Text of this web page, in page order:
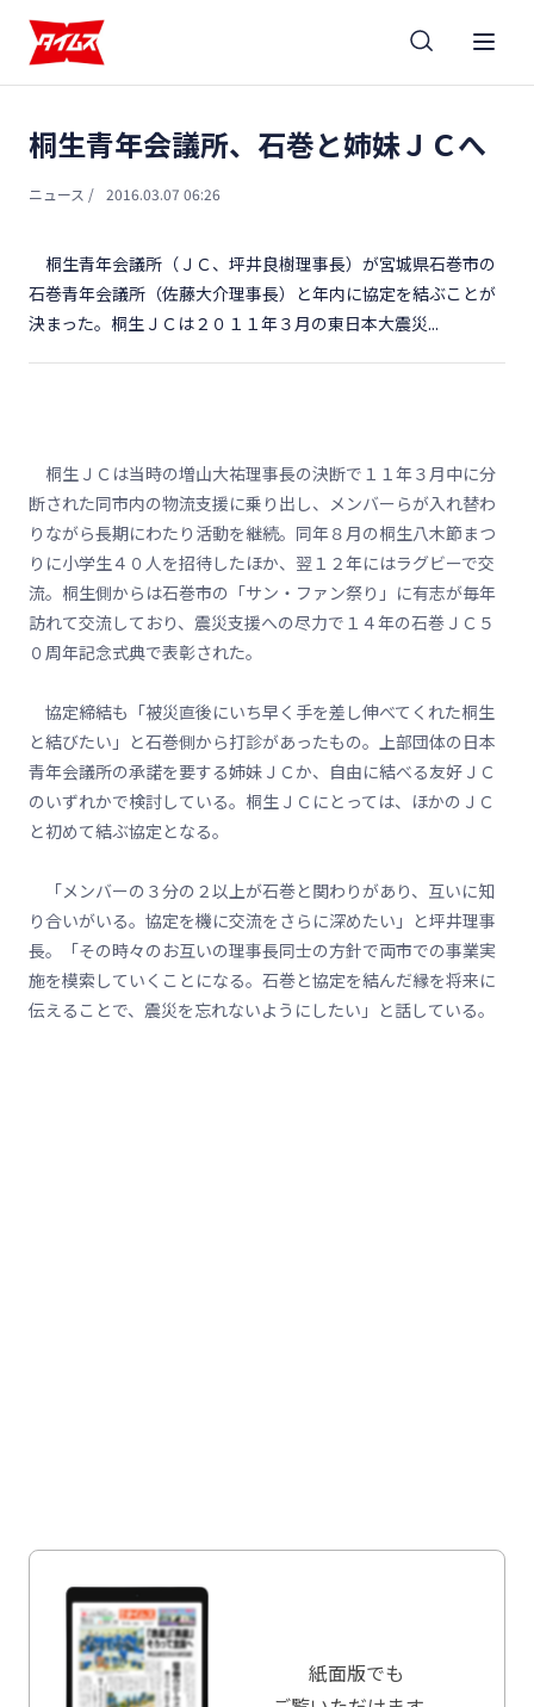
桐生青年会議所、石巻と姉妹ＪＣへ
ニュース / 2016.03.07 06:26
桐生青年会議所（ＪＣ、坪井良樹理事長）が宮城県石巻市の
石巻青年会議所（佐藤大介理事長）と年内に協定を結ぶことが
決まった。桐生ＪＣは２０１１年３月の東日本大震災...
桐生ＪＣは当時の増山大祐理事長の決断で１１年３月中に分
断された同市内の物流支援に乗り出し、メンバーらが入れ替わ
りながら長期にわたり活動を継続。同年８月の桐生八木節まつ
りに小学生４０人を招待したほか、翌１２年にはラグビーで交
流。桐生側からは石巻市の「サン・ファン祭り」に有志が毎年
訪れて交流しており、震災支援への尽力で１４年の石巻ＪＣ５
０周年記念式典で表彰された。
協定締結も「被災直後にいち早く手を差し伸べてくれた桐生
と結びたい」と石巻側から打診があったもの。上部団体の日本
青年会議所の承諾を要する姉妹ＪＣか、自由に結べる友好ＪＣ
のいずれかで検討している。桐生ＪＣにとっては、ほかのＪＣ
と初めて結ぶ協定となる。
「メンバーの３分の２以上が石巻と関わりがあり、互いに知
り合いがいる。協定を機に交流をさらに深めたい」と坪井理事
長。「その時々のお互いの理事長同士の方針で両市での事業実
施を模索していくことになる。石巻と協定を結んだ縁を将来に
伝えることで、震災を忘れないようにしたい」と話している。
紙面版でも